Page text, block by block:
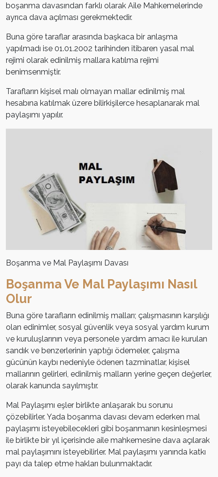
boşanma davasından farklı olarak Aile Mahkemelerinde
ayrıca dava açılması gerekmektedir.
Buna göre taraflar arasında başkaca bir anlaşma
yapılmadı ise 01.01.2002 tarihinden itibaren yasal mal
rejimi olarak edinilmiş mallara katılma rejimi
benimsenmiştir.
Tarafların kişisel malı olmayan mallar edinilmiş mal
hesabına katılmak üzere bilirkişilerce hesaplanarak mal
paylaşımı yapılır.
Boşanma ve Mal Paylaşımı Davası
Boşanma Ve Mal Paylaşımı Nasıl
Olur
Buna göre tarafların edinilmiş malları; çalışmasının karşılığı
olan edinimler, sosyal güvenlik veya sosyal yardım kurum
ve kuruluşlarının veya personele yardım amacı ile kurulan
sandık ve benzerlerinin yaptığı ödemeler, çalışma
gücünün kaybı nedeniyle ödenen tazminatlar, kişisel
mallarının gelirleri, edinilmiş malların yerine geçen değerler,
olarak kanunda sayılmıştır.
Mal Paylaşımı eşler birlikte anlaşarak bu sorunu
çözebilirler. Yada boşanma davası devam ederken mal
paylaşımı isteyebilecekleri gibi boşanmanın kesinleşmesi
ile birlikte bir yıl içerisinde aile mahkemesine dava açılarak
mal paylaşımını isteyebilirler. Mal paylaşımı yanında katkı
payı da talep etme hakları bulunmaktadır.